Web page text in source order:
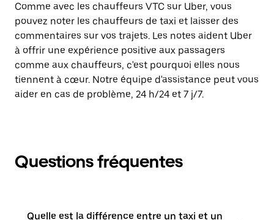
Comme avec les chauffeurs VTC sur Uber, vous
pouvez noter les chauffeurs de taxi et laisser des
commentaires sur vos trajets. Les notes aident Uber
à offrir une expérience positive aux passagers
comme aux chauffeurs, c'est pourquoi elles nous
tiennent à cœur. Notre équipe d'assistance peut vous
aider en cas de problème, 24 h/24 et 7 j/7.
Questions fréquentes
Quelle est la différence entre un taxi et un